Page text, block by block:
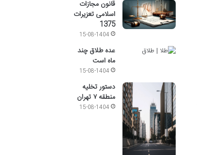
قانون مجازات
اسلامی تعزیرات
1375
15-08-1404
عده طلاق چند
ماه است
15-08-1404
دستور تخلیه
منطقه ۷ تهران
15-08-1404